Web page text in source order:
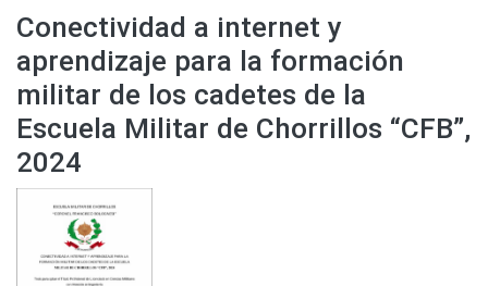
Conectividad a internet y
aprendizaje para la formación
militar de los cadetes de la
Escuela Militar de Chorrillos “CFB”,
2024